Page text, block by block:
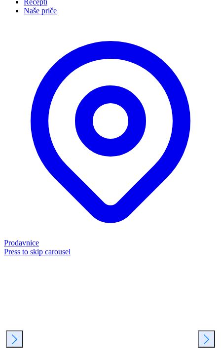
Recepti
Naše priče
Prodavnice
Press to skip carousel